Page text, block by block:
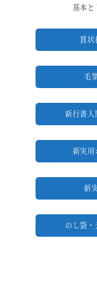
基本
賞
毛
新行書入
新実
新
のし袋